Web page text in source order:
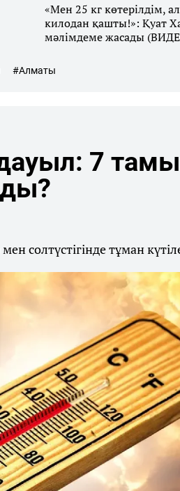
«Мен 25 кг көтерілдім,
килодан қашты!»: Қуат
мәлімдеме жасады
#Алматы
7
солтүстігінде тұман